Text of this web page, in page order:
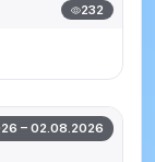
232
– 02.08.2026